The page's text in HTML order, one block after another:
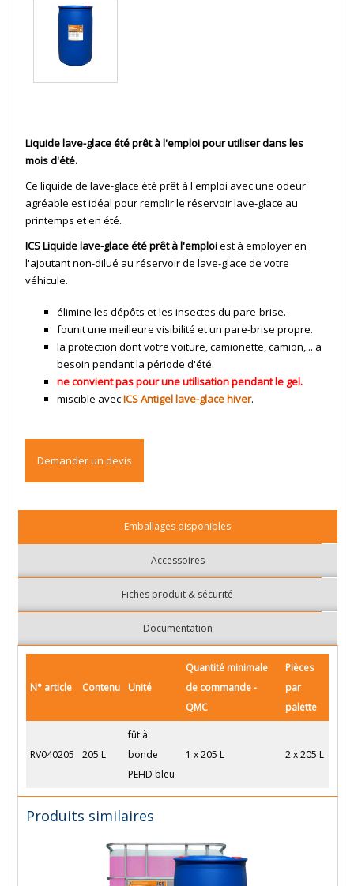
Liquide lave-glace été prêt à l'emploi pour utiliser dans les
mois d'été.
Ce liquide de lave-glace été prêt à l'emploi avec une odeur
agréable est idéal pour remplir le réservoir lave-glace au
printemps et en été.
ICS Liquide lave-glace été prêt à l'emploiest à employer en
l'ajoutant non-dilué au réservoir de lave-glace de votre
véhicule.
élimine les dépôts et les insectes du pare-brise.
founit une meilleure visibilité et un pare-brise propre.
la protection dont votre voiture, camionette, camion,... a
besoin pendant la période d'été.
ne convient pas pour une utilisation pendant le gel.
miscible avecICSAntigel lave-glace hiver.
Demander un devis
Emballages disponibles
Accessoires
Fiches produit & sécurité
Documentation
N° article Contenu Unité
Quantité minimale
de commande -
QMC
Pièces
par
palette
RV040205 205 L
fût à
bonde
PEHD bleu
1 x 205 L 2 x 205 L
Produits similaires